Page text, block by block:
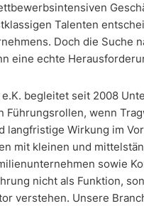
Talenten
Doch die Suche
eine echte
begleitet seit 2008
Führungsrollen, wenn
langfristige Wirkung im
mit kleinen und
sowie
nicht als Funktion,
verstehen. Unsere